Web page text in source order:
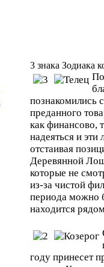
3 знака Зодиака
познакомились
преданного
как финансово,
надеяться и
отстаивая
Деревянной
которые не
из-за чистой
периода можно
находится
году принесет